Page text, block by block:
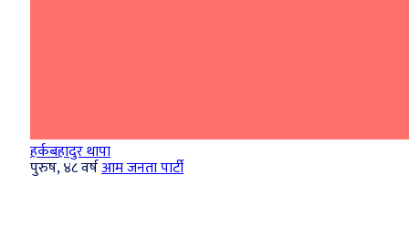
हर्कबहादुर थापा
पुरुष, ४८ वर्षआम जनता पार्टी